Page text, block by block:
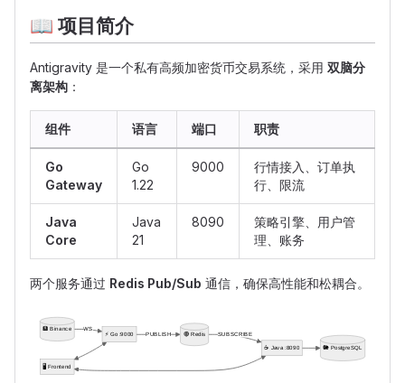
📖 项目简介
Antigravity 是一个私有高频加密货币交易系统，采用 双脑分
离架构 ：
组件 语言 端口 职责
Go
Gateway
Go
1.22
9000
行情接入、订单执
行、限流
Java
Core
Java
21
8090
策略引擎、用户管
理、账务
两个服务通过 Redis Pub/Sub 通信，确保高性能和松耦合。
flowchart LR
    Binance[("🏦 Binance")]
    Go["⚡ Go :9000"]